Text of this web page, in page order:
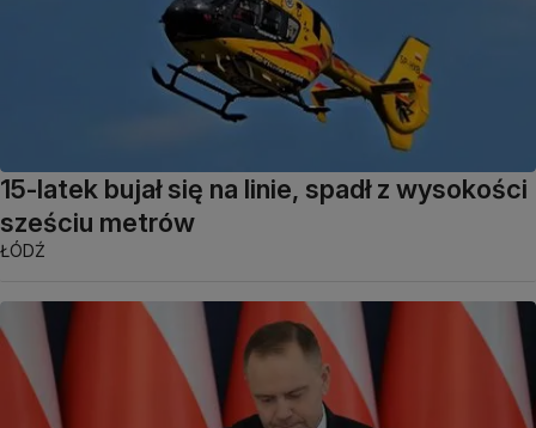
15-latek bujał się na linie, spadł z wysokości
sześciu metrów
ŁÓDŹ